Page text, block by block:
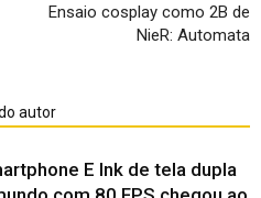
Ensaio cosplay como 2B de
NieR: Automata
autor
E Ink de tela dupla